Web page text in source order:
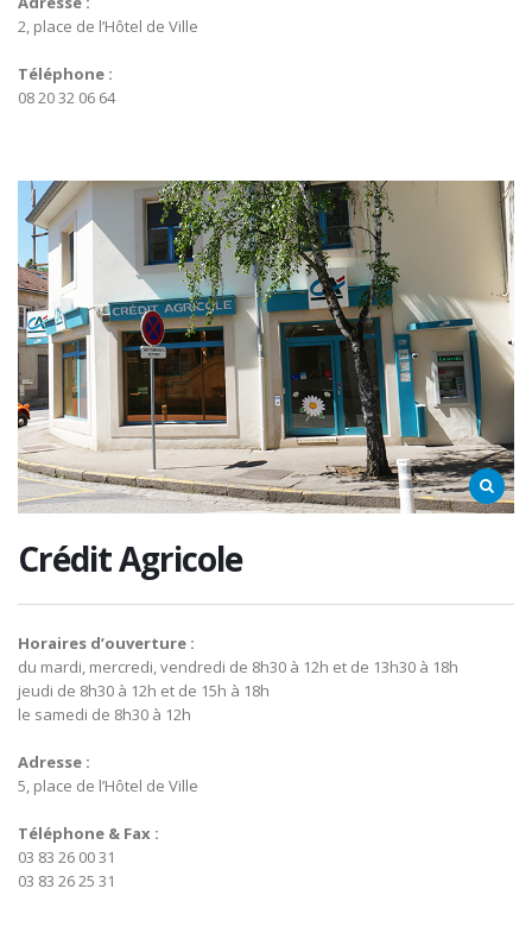
2, place de l’Hôtel de Ville
Téléphone :
08 20 32 06 64
Crédit Agricole
Horaires d’ouverture :
du mardi, mercredi, vendredi de 8h30 à 12h et de 13h30 à 18h
jeudi de 8h30 à 12h et de 15h à 18h
le samedi de 8h30 à 12h
Adresse :
5, place de l’Hôtel de Ville
Téléphone & Fax :
03 83 26 00 31
03 83 26 25 31